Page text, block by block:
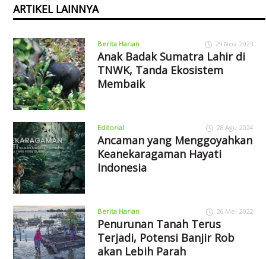
ARTIKEL LAINNYA
Berita Harian 29 Nov 2023
Anak Badak Sumatra Lahir di
TNWK, Tanda Ekosistem
Membaik
Editorial 28 Agu 2024
Ancaman yang Menggoyahkan
Keanekaragaman Hayati
Indonesia
Berita Harian 26 Mei 2022
Penurunan Tanah Terus
Terjadi, Potensi Banjir Rob
akan Lebih Parah